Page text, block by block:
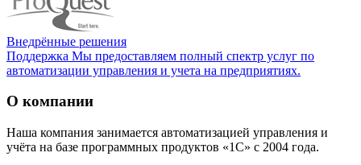
Внедрённые решения
Поддержка Мы предоставляем полный спектр услуг по
автоматизации управления и учета на предприятиях.
О компании
Наша компания занимается автоматизацией управления и
учёта на базе программных продуктов «1С» с 2004 года.